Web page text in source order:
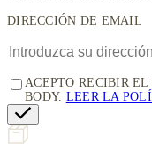
DIRECCIÓN DE EMAIL
ACEPTO RECIBIR
BODY. LEER LA